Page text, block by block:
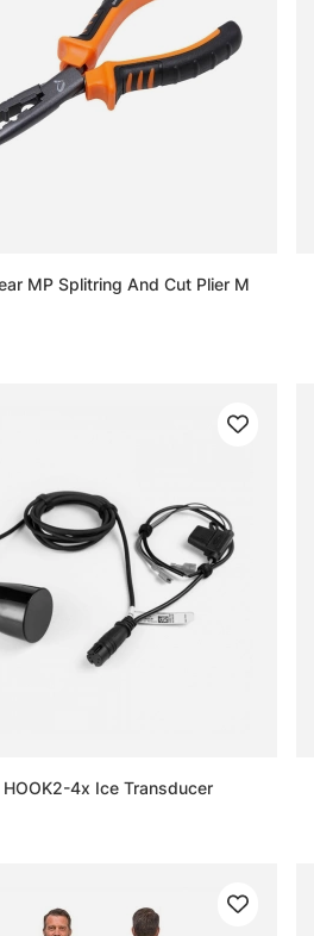
MP Splitring And Cut Plier M
4x Ice Transducer